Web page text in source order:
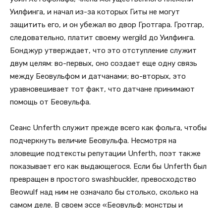
Уилфинга, и начал из-за которых Гиты не могут
защитить его, и он убежал во двор Гротгара. Гротгар,
следовательно, платит своему wergild до Уилфинга.
Бонджур утверждает, что это отступление служит
двум целям: во-первых, оно создает еще одну связь
между Беовульфом и датчанами; во-вторых, это
уравновешивает тот факт, что датчане принимают
помощь от Беовульфа.
Сеанс Unferth служит прежде всего как фольга, чтобы
подчеркнуть величие Беовульфа. Несмотря на
зловещие подтексты репутации Unferth, поэт также
показывает его как выдающегося. Если бы Unferth был
превращен в простого swashbuckler, превосходство
Beowulf над ним не означало бы столько, сколько на
самом деле. В своем эссе «Беовульф: монстры и